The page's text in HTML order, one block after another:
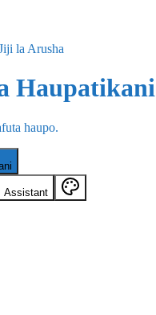
la Arusha
Haupatikani
haupo.
Assistant